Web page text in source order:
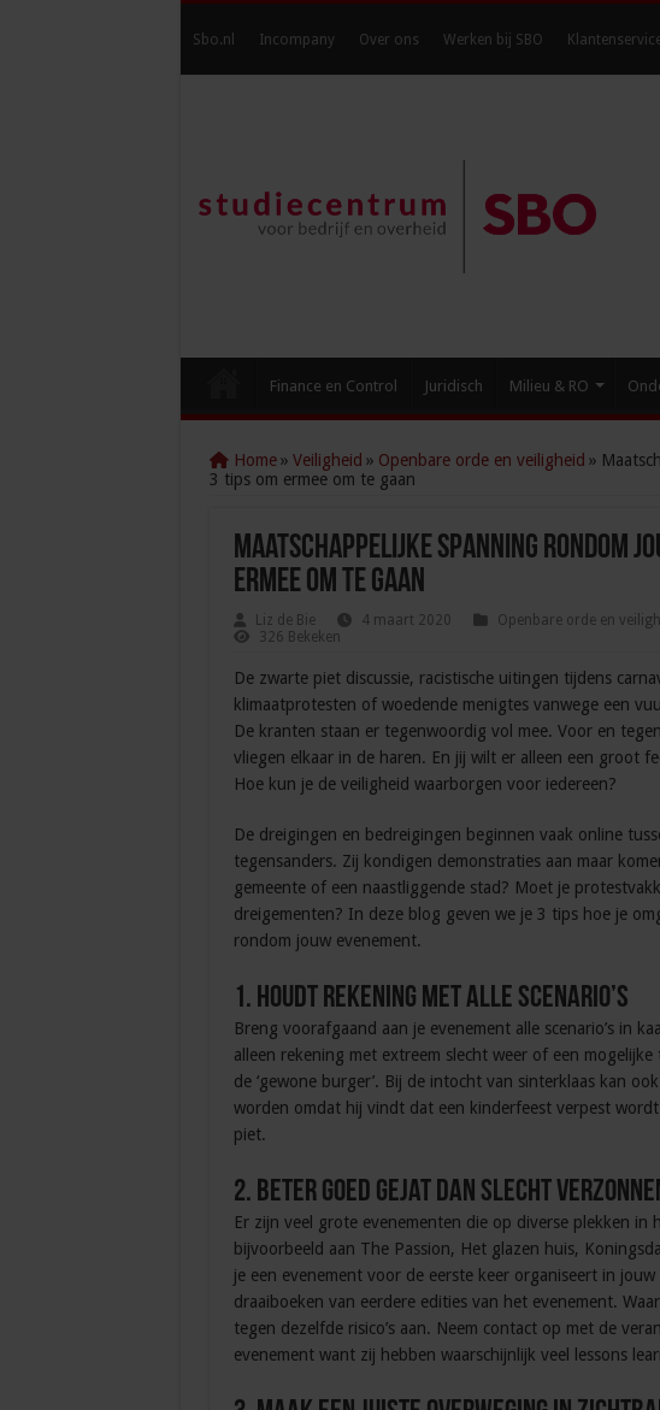
Sbo.nl Incompany Over ons Werken bij SBO
Finance en Control Juridisch Milieu & RO
Home » Veiligheid » Openbare orde en veiligheid »
3 tips om ermee om te gaan
Maatschappelijke spanning rondom
ermee om te gaan
Liz de Bie 4 maart 2020 Openbare orde en
326 Bekeken
De zwarte piet discussie, racistische uitingen tijdens
klimaatprotesten of woedende menigtes vanwege een
De kranten staan er tegenwoordig vol mee. Voor en
vliegen elkaar in de haren. En jij wilt er alleen een groot
Hoe kun je de veiligheid waarborgen voor iedereen?
De dreigingen en bedreigingen beginnen vaak online
tegensanders. Zij kondigen demonstraties aan maar
gemeente of een naastliggende stad? Moet je
dreigementen? In deze blog geven we je 3 tips hoe je
rondom jouw evenement.
1. Houdt rekening met alle scenario’s
Breng voorafgaand aan je evenement alle scenario’s in
alleen rekening met extreem slecht weer of een
de ‘gewone burger’. Bij de intocht van sinterklaas kan
worden omdat hij vindt dat een kinderfeest verpest
piet.
2. Beter goed gejat dan slecht
Er zijn veel grote evenementen die op diverse plekken in
bijvoorbeeld aan The Passion, Het glazen huis,
je een evenement voor de eerste keer organiseert in
draaiboeken van eerdere edities van het evenement.
tegen dezelfde risico’s aan. Neem contact op met de
evenement want zij hebben waarschijnlijk veel lessons